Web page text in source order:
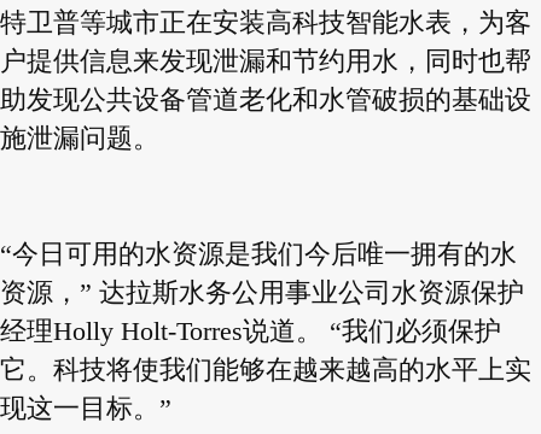
特卫普等城市正在安装高科技智能水表，为客
户提供信息来发现泄漏和节约用水，同时也帮
助发现公共设备管道老化和水管破损的基础设
施泄漏问题。
“今日可用的水资源是我们今后唯一拥有的水
资源，” 达拉斯水务公用事业公司水资源保护
经理Holly Holt-Torres说道。 “我们必须保护
它。科技将使我们能够在越来越高的水平上实
现这一目标。”